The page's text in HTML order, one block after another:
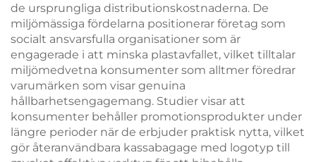
de ursprungliga distributionskostnaderna. De
miljömässiga fördelarna positionerar företag som
socialt ansvarsfulla organisationer som är
engagerade i att minska plastavfallet, vilket tilltalar
miljömedvetna konsumenter som alltmer föredrar
varumärken som visar genuina
hållbarhetsengagemang. Studier visar att
konsumenter behåller promotionsprodukter under
längre perioder när de erbjuder praktisk nytta, vilket
gör återanvändbara kassabagage med logotyp till